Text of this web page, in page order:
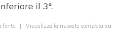
il 3°.
fonte | Visualizza la risposta completa su